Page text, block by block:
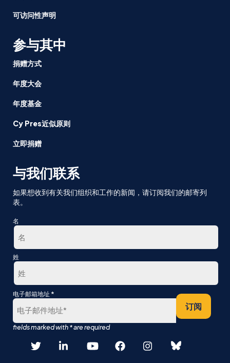
可访问性声明
参与其中
捐赠方式
年度大会
年度基金
Cy Pres近似原则
立即捐赠
与我们联系
如果想收到有关我们组织和工作的新闻，请订阅我们的邮寄列
表。
名
第
姓
最
后
电子邮箱地址 *
订阅